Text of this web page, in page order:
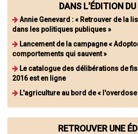
DANS L'ÉDITION DU
Annie Genevard : « Retrouver de la
dans les politiques publiques »
Lancement de la campagne «
comportements qui sauvent »
Le catalogue des délibérations de
2016 est en ligne
L'agriculture au bord de «
RETROUVER UNE